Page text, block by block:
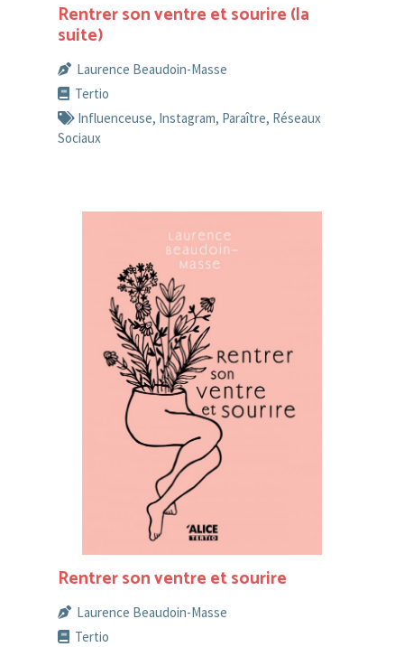
Rentrer son ventre et sourire (la
suite)
Laurence Beaudoin-Masse
Tertio
Influenceuse, Instagram, Paraître, Réseaux
Sociaux
Rentrer son ventre et sourire
Laurence Beaudoin-Masse
Tertio